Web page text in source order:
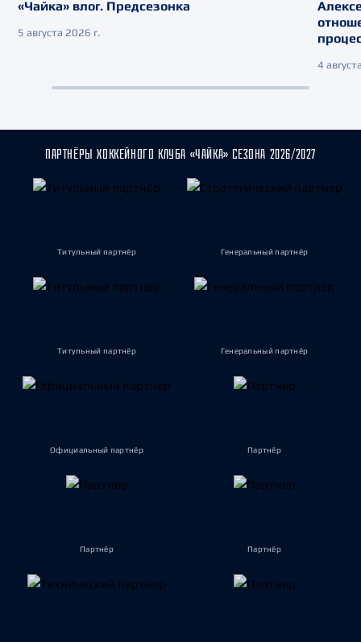
«Чайка» влог. Предсезонка
5 августа 2026 г.
4
ПАРТНЁРЫ ХОККЕЙНОГО КЛУБА «ЧАЙКА» СЕЗОНА 2026/2027
Титульный партнёр Генеральный партнёр
Титульный партнёр Генеральный партнёр
Официальный партнёр Партнёр
Партнёр Партнёр